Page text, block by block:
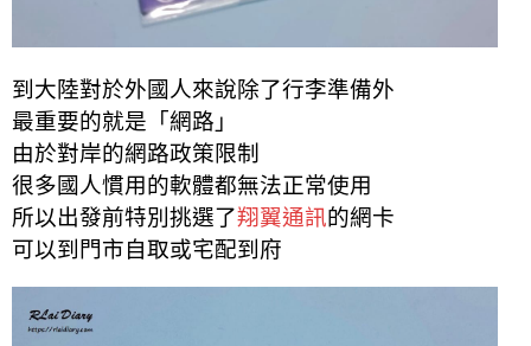
到大陸對於外國人來說除了行李準備外
最重要的就是「網路」
由於對岸的網路政策限制
很多國人慣用的軟體都無法正常使用
所以出發前特別挑選了翔翼通訊的網卡
可以到門市自取或宅配到府